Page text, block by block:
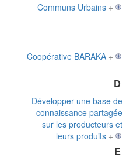
Communs Urbains +
Coopérative BARAKA +
D
Développer une base de
connaissance partagée
sur les producteurs et
leurs produits +
E